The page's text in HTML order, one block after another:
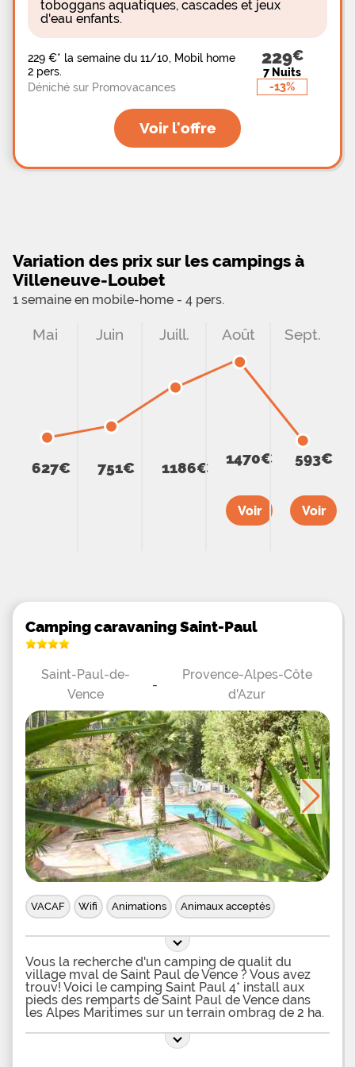
toboggans aquatiques, cascades et jeux
d'eau enfants.
229 €* la semaine du 11/10, Mobil home
2 pers.
Déniché sur Promovacances
229
7 Nuits
-13%
Voir l'offre
Variation des prix sur les campings à
Villeneuve-Loubet
1 semaine en mobile-home - 4 pers.
Mai
627€
Juin
751€
Juill.
1186€
Août
1470€
Voir
Sept.
593€
Voir
Camping caravaning Saint-Paul
Saint-Paul-de-
Vence
-
Provence-Alpes-Côte
d'Azur
VACAF Wifi Animations Animaux acceptés
Vous la recherche d'un camping de qualit du
village mval de Saint Paul de Vence ? Vous avez
trouv! Voici le camping Saint Paul 4* install aux
pieds des remparts de Saint Paul de Vence dans
les Alpes Maritimes sur un terrain ombrag de 2 ha.
dans la piscine de plein air et les enfants
barboteront dans le petit bassin. Pour vous animer